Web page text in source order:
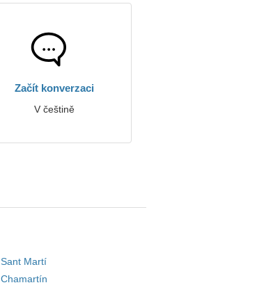
Začít konverzaci
V češtině
Sant Martí
Chamartín